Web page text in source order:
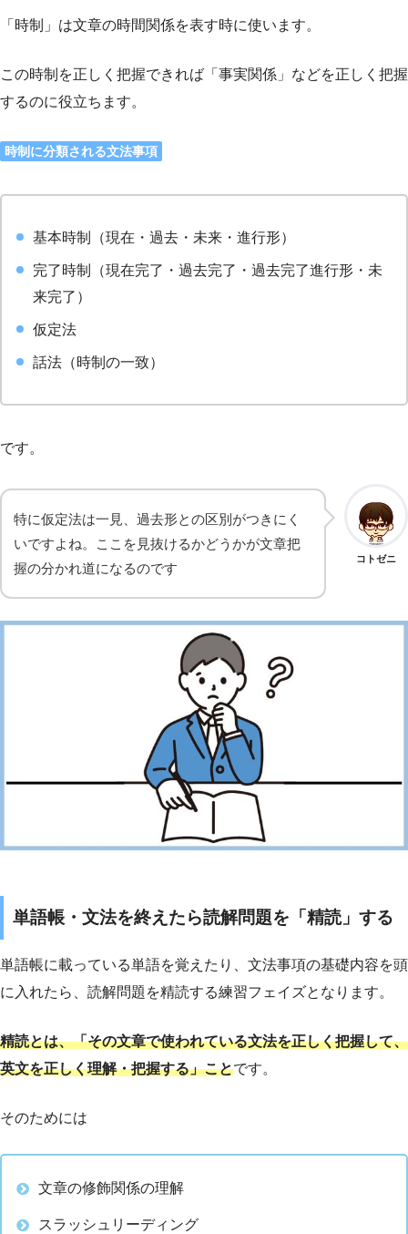
「時制」は文章の時間関係を表す時に使います。
この時制を正しく把握できれば「事実関係」などを正しく把握
するのに役立ちます。
時制に分類される文法事項
基本時制（現在・過去・未来・進行形）
完了時制（現在完了・過去完了・過去完了進行形・未
来完了）
仮定法
話法（時制の一致）
です。
コトゼニ
特に仮定法は一見、過去形との区別がつきにく
いですよね。ここを見抜けるかどうかが文章把
握の分かれ道になるのです
単語帳・文法を終えたら読解問題を「精読」する
単語帳に載っている単語を覚えたり、文法事項の基礎内容を頭
に入れたら、読解問題を精読する練習フェイズとなります。
精読とは、「その文章で使われている文法を正しく把握して、
英文を正しく理解・把握する」ことです。
そのためには
文章の修飾関係の理解
スラッシュリーディング